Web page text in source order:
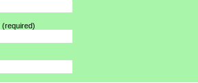
(required)